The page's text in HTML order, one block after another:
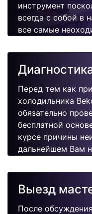
инструмент
всегда с собой в
все самые
качественно и
Перед тем как
холодильника
обязательно
бесплатной
курсе причины
дальнейшем Вам
поломок.
Выезд
После